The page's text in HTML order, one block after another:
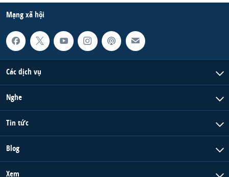
Mạng xã hội
Các dịch vụ
Nghe
Tin tức
Blog
Xem